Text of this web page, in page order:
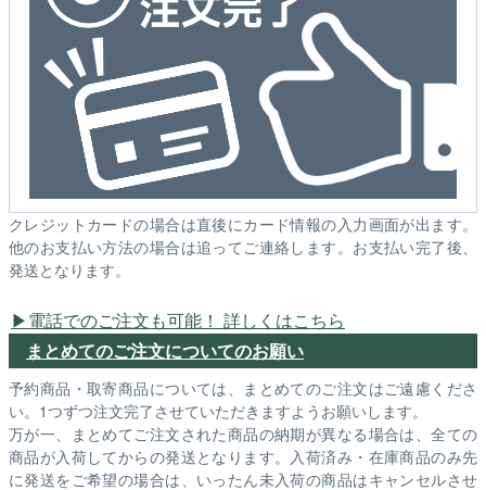
クレジットカードの場合は直後にカード情報の入力画面が出ます。
他のお支払い方法の場合は追ってご連絡します。お支払い完了後、
発送となります。
電話でのご注文も可能！ 詳しくはこちら
まとめてのご注文についてのお願い
予約商品・取寄商品については、まとめてのご注文はご遠慮くださ
い。1つずつ注文完了させていただきますようお願いします。
万が一、まとめてご注文された商品の納期が異なる場合は、全ての
商品が入荷してからの発送となります。入荷済み・在庫商品のみ先
に発送をご希望の場合は、いったん未入荷の商品はキャンセルさせ